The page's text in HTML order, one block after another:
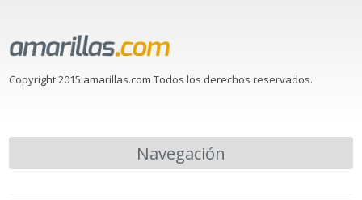
Copyright 2015 amarillas.com Todos los derechos reservados.
Navegación